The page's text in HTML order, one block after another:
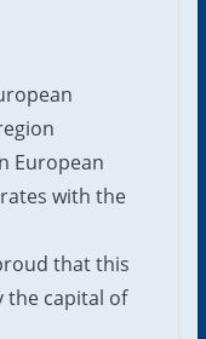
European
with the
that this
the capital of